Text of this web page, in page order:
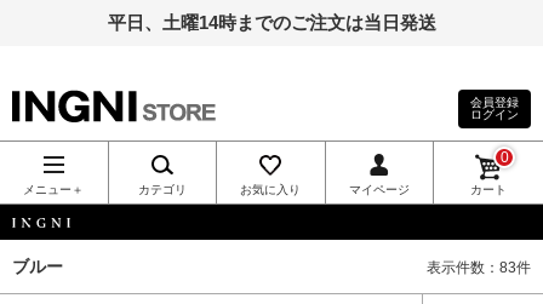
平日、土曜14時までのご注文は当日発送
INGNI（イン
グ）公式通
販｜INGNI
会員登録
ログイン
メニュー＋ カテゴリ お気に入り マイページ カート
0
ブルー 表示件数：83件